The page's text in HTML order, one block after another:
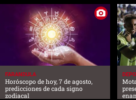
FARANDULA
Horóscopo de hoy, 7 de agosto,
predicciones de cada signo
zodiacal